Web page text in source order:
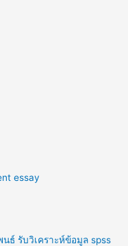
essay
ธ์ รับวิเคราะห์ข้อมูล spss